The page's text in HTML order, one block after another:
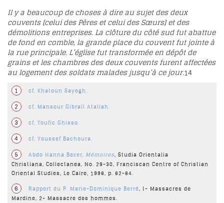
Il y a beaucoup de choses à dire au sujet des deux
couvents [celui des Pères et celui des Sœurs] et des
démolitions entreprises. La clôture du côté sud fut abattue
de fond en comble, la grande place du couvent fut jointe à
la rue principale. L’église fut transformée en dépôt de
grains et les chambres des deux couvents furent affectées
au logement des soldats malades jusqu’à ce jour.14
1 cf. Khatoun Sayegh.
2 cf. Mansour Gibraïl Atallah.
3 cf. Toufic Ghisso.
4 cf. Youssef Bachoura.
5 Abdo Hanna Bezer, Mémoires, Studia Orientalia
Christiana, Collectanea, No. 29-30, Franciscan Centre of Christian
Oriental Studies, Le Caire, 1998, p. 82-84.
6 Rapport du P. Marie-Dominique Berré, I- Massacres de
Mardine, 2- Massacre des hommes.